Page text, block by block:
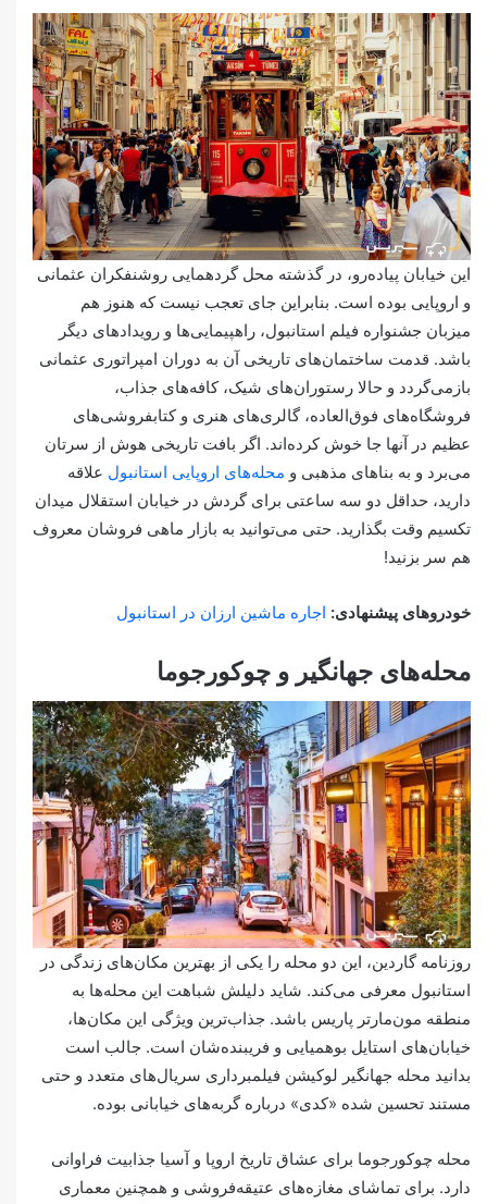
این خیابان پیاده‌رو، در گذشته محل گردهمایی روشنفکران عثمانی
و اروپایی بوده است. بنابراین جای تعجب نیست که هنوز هم
میزبان جشنواره فیلم استانبول، راهپیمایی‌ها و رویدادهای دیگر
باشد. قدمت ساختمان‌های تاریخی آن به دوران امپراتوری عثمانی
بازمی‌گردد و حالا رستوران‌های شیک، کافه‌های جذاب،
فروشگاه‌های فوق‌العاده، گالری‌های هنری و کتابفروشی‌های
عظیم در آنها جا خوش کرده‌اند. اگر بافت تاریخی هوش از سرتان
می‌برد و به بناهای مذهبی و محله‌های اروپایی استانبول علاقه
دارید، حداقل دو سه ساعتی برای گردش در خیابان استقلال میدان
تکسیم وقت بگذارید. حتی می‌توانید به بازار ماهی فروشان معروف
هم سر بزنید!
خودروهای پیشنهادی: اجاره ماشین ارزان در استانبول
محله‌های جهانگیر و چوکورجوما
روزنامه گاردین، این دو محله را یکی از بهترین مکان‌های زندگی در
استانبول معرفی می‌کند. شاید دلیلش شباهت این محله‌ها به
منطقه مون‌مارتر پاریس باشد. جذاب‌ترین ویژگی این مکان‌ها،
خیابان‌های استایل بوهمیایی و فریبند‌ه‌شان است. جالب است
بدانید محله جهانگیر لوکیشن فیلمبرداری سریال‌های متعدد و حتی
مستند تحسین شده «کدی» درباره گربه‌های خیابانی بوده.
محله چوکورجوما برای عشاق تاریخ اروپا و آسیا جذابیت فراوانی
دارد. برای تماشای مغازه‌های عتیقه‌فروشی و همچنین معماری